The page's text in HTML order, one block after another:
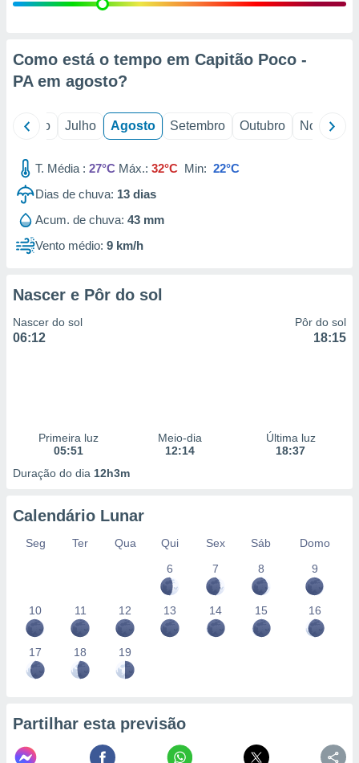
estudos
1199
Como está o tempo em Capitão Poco -
PA em agosto?
Junho Julho Agosto Setembro Outubro Novembro
T. Média : 27°C Máx.: 32°C Min: 22°C
Dias de chuva: 13 dias
Acum. de chuva: 43 mm
Vento médio: 9 km/h
Nascer e Pôr do sol
Nascer do sol
06:12
Pôr do sol
18:15
Primeira luz
05:51
Meio-dia
12:14
Última luz
18:37
Duração do dia 12h3m
Calendário Lunar
Seg Ter Qua Qui Sex Sáb
Domo
6
7 8 9
10 11 12 13 14 15 16
17 18 19
Partilhar esta previsão